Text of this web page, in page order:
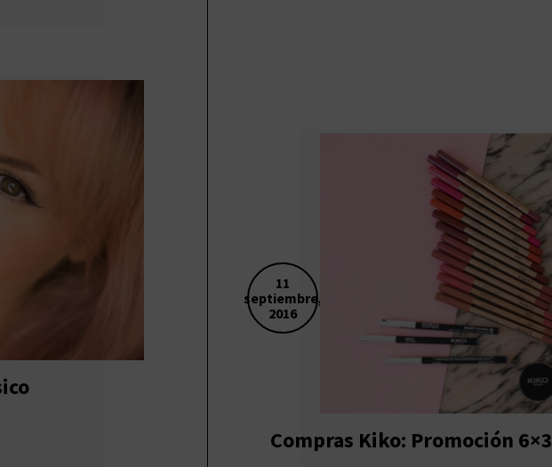
11
septiembre,
2016
Compras Kiko: Promoción 6×3